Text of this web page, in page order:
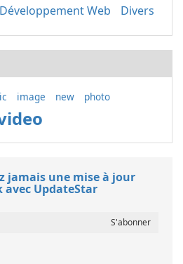
Développement Web Divers
image new
photo
jamais une mise à jour
avec UpdateStar